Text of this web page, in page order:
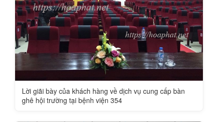
Lời giãi bày của khách hàng về dịch vụ cung cấp bàn
ghê hội trường tại bệnh viện 354